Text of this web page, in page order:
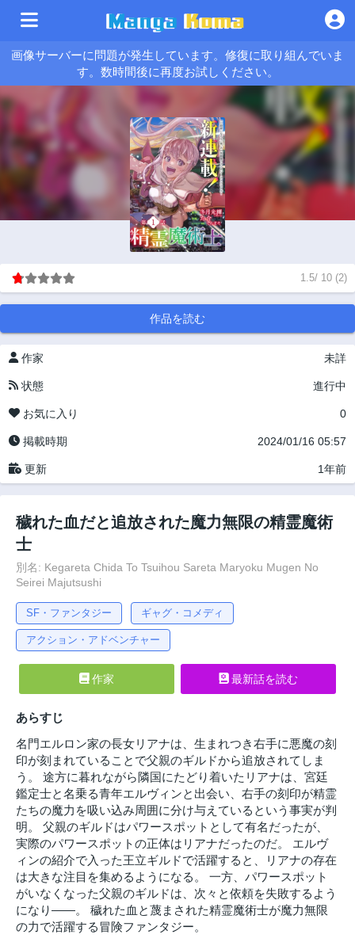
画像サーバーに問題が発生しています。修復に取り組んでいま
す。数時間後に再度お試しください。
1.5/ 10 (2)
作品を読む
作家 未詳
状態 進行中
お気に入り 0
掲載時期 2024/01/16 05:57
更新 1年前
穢れた血だと追放された魔力無限の精霊魔術
士
別名: Kegareta Chida To Tsuihou Sareta Maryoku Mugen No
Seirei Majutsushi
SF・ファンタジー ギャグ・コメディ
アクション・アドベンチャー
作家 最新話を読む
あらすじ
名門エルロン家の長女リアナは、生まれつき右手に悪魔の刻
印が刻まれていることで父親のギルドから追放されてしま
う。 途方に暮れながら隣国にたどり着いたリアナは、宮廷
鑑定士と名乗る青年エルヴィンと出会い、右手の刻印が精霊
たちの魔力を吸い込み周囲に分け与えているという事実が判
明。 父親のギルドはパワースポットとして有名だったが、
実際のパワースポットの正体はリアナだったのだ。 エルヴ
ィンの紹介で入った王立ギルドで活躍すると、リアナの存在
は大きな注目を集めるようになる。 一方、パワースポット
がいなくなった父親のギルドは、次々と依頼を失敗するよう
になり――。 穢れた血と蔑まされた精霊魔術士が魔力無限
の力で活躍する冒険ファンタジー。